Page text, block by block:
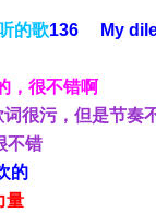
的歌136 My
，很不错啊
很污，但是节奏
错
的
量